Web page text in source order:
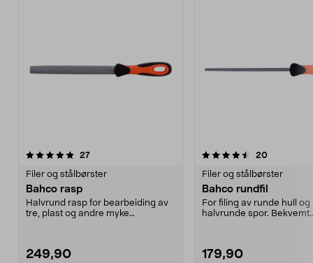
27anmeldelser
Filer og stålbørster
Bahco rasp
Halvrund rasp for bearbeiding av
tre, plast og andre myke
249,90
4.5av 5 stjerner 20
Filer og stålbørster
Bahco rundfil
For filing av runde hull og
halvrunde spor. Bekvemt
179,90
5.0av 5 stjerner